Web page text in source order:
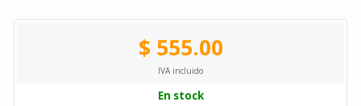
$ 555.00
IVA incluido
En stock